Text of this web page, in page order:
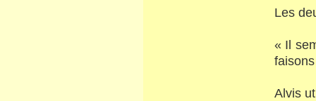
Les
« Il
Alvis